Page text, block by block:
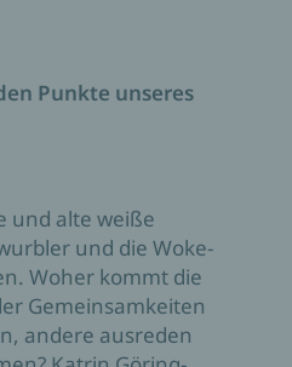
Punkte unseres
und alte weiße
und die Woke-
Woher kommt die
Gemeinsamkeiten
andere ausreden